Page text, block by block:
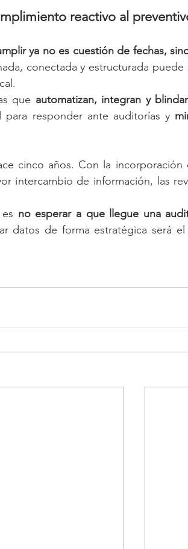
reactivo al
ya no es cuestión de fechas,
conectada y estructurada puede
que automatizan, integran y
para responder ante auditorías y
cinco años. Con la incorporación
intercambio de información, las
no esperar a que llegue una
datos de forma estratégica será